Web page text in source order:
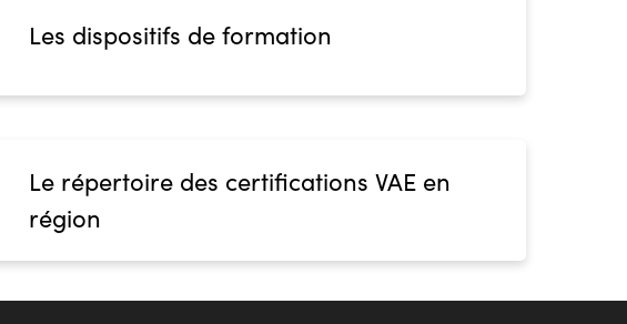
Les dispositifs de formation
Le répertoire des certifications VAE en
région